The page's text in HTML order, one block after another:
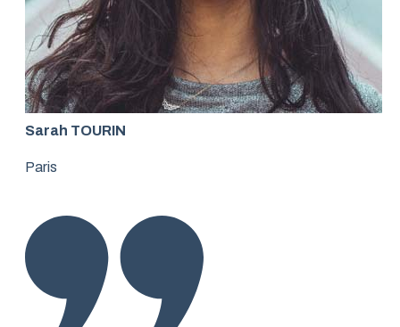
Sarah TOURIN
Paris